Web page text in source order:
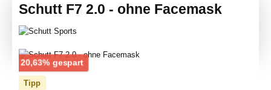
Schutt F7 2.0 - ohne Facemask
Bildergalerie überspringen
20,63% gespartRabatt
Tipp